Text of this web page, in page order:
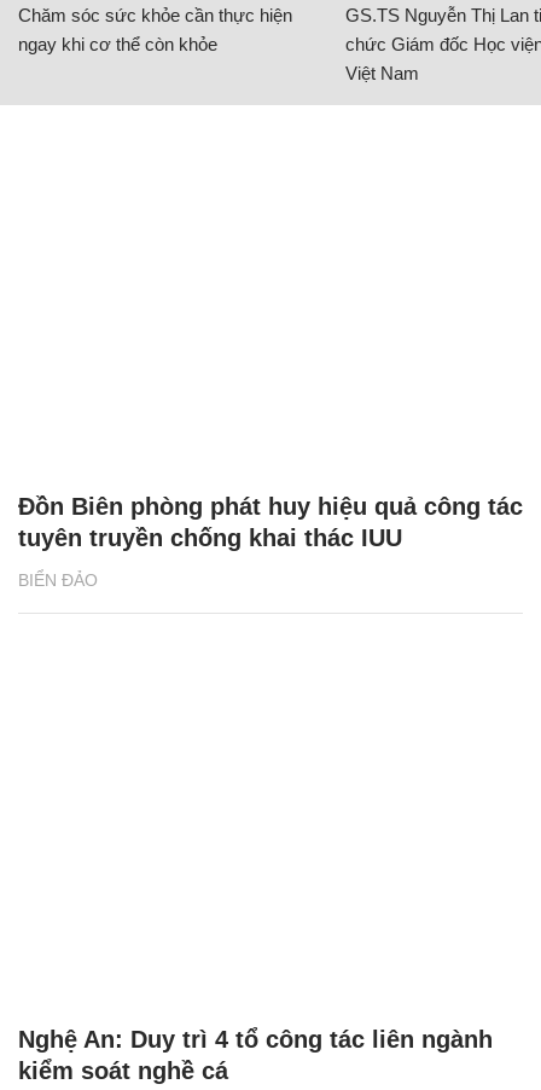
Chăm sóc sức khỏe cần thực hiện
ngay khi cơ thể còn khỏe
GS.TS Nguyễn Thị Lan
chức Giám đốc Học
Việt Nam
BIỂN ĐẢO
Đồn Biên phòng phát huy hiệu quả công tác
tuyên truyền chống khai thác IUU
Nghệ An: Duy trì 4 tổ công tác liên ngành
kiểm soát nghề cá